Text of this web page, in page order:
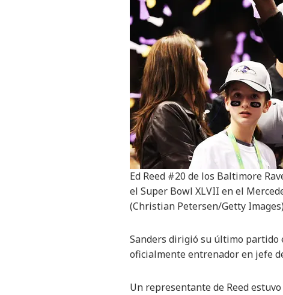
Ed Reed #20 de los Baltimore
el Super Bowl XLVII en el
(Christian Petersen/Getty Images)
Sanders dirigió su último partido
oficialmente entrenador en jefe
Un representante de Reed